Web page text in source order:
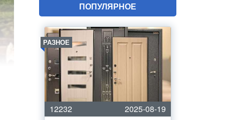
ПОПУЛЯРНОЕ
РАЗНОЕ
12232
2025-08-19